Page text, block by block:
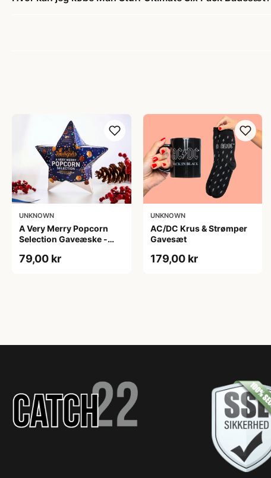
UNKNOWN
A Very Merry Popcorn
Selection Gaveæske -
79,00 kr
UNKNOWN
AC/DC Krus & Strømper
Gavesæt
179,00 kr